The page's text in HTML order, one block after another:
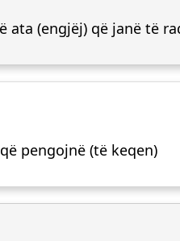
ata (engjëj) që janë të
pengojnë (të keqen)